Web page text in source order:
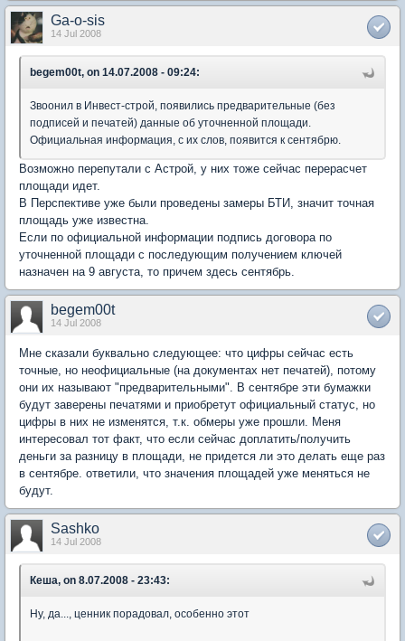
Ga-o-sis
14 Jul 2008
begem00t, on 14.07.2008 - 09:24:
Звоонил в Инвест-строй, появились предварительные (без
подписей и печатей) данные об уточненной площади.
Официальная информация, с их слов, появится к сентябрю.
Возможно перепутали с Астрой, у них тоже сейчас перерасчет
площади идет.
В Перспективе уже были проведены замеры БТИ, значит точная
площадь уже известна.
Если по официальной информации подпись договора по
уточненной площади с последующим получением ключей
назначен на 9 августа, то причем здесь сентябрь.
begem00t
14 Jul 2008
Мне сказали буквально следующее: что цифры сейчас есть
точные, но неофициальные (на документах нет печатей), потому
они их называют "предварительными". В сентябре эти бумажки
будут заверены печатями и приобретут официальный статус, но
цифры в них не изменятся, т.к. обмеры уже прошли. Меня
интересовал тот факт, что если сейчас доплатить/получить
деньги за разницу в площади, не придется ли это делать еще раз
в сентябре. ответили, что значения площадей уже меняться не
будут.
Sashko
14 Jul 2008
Кеша, on 8.07.2008 - 23:43:
Ну, да..., ценник порадовал, особенно этот